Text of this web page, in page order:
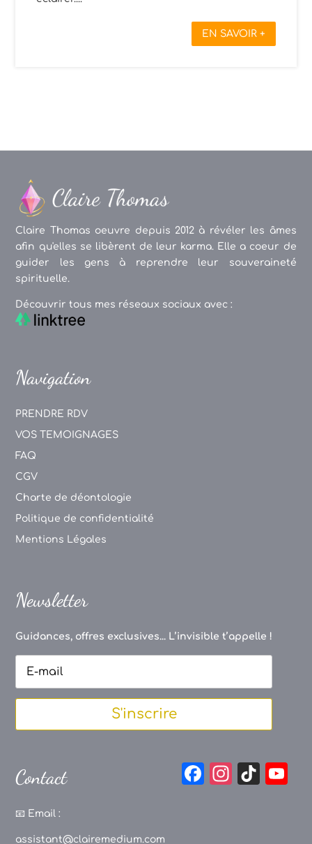
EN SAVOIR +
Claire Thomas oeuvre depuis 2012 à révéler les âmes
afin qu'elles se libèrent de leur karma. Elle a coeur de
guider les gens à reprendre leur souveraineté
spirituelle.
Découvrir tous mes réseaux sociaux avec :
Navigation
PRENDRE RDV
VOS TEMOIGNAGES
FAQ
CGV
Charte de déontologie
Politique de confidentialité
Mentions Légales
Newsletter
Guidances, offres exclusives... L’invisible t’appelle !
S'inscrire
Contact
📧 Email :
assistant@clairemedium.com
F
In
Ti